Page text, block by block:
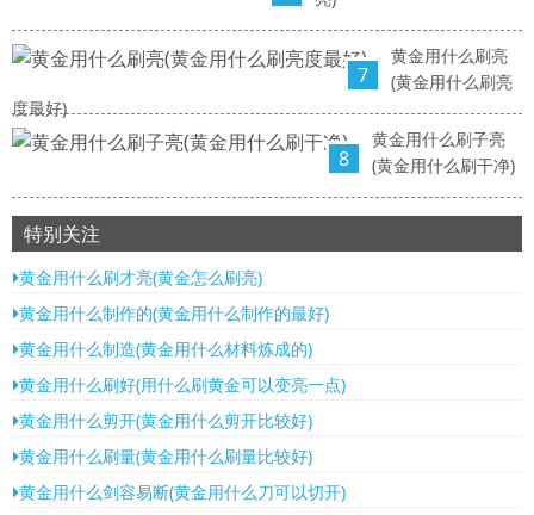
7
黄金用什么刷亮
(黄金用什么刷亮
度最好)
8
黄金用什么刷子亮
(黄金用什么刷干净)
特别关注
黄金用什么刷才亮(黄金怎么刷亮)
黄金用什么制作的(黄金用什么制作的最好)
黄金用什么制造(黄金用什么材料炼成的)
黄金用什么刷好(用什么刷黄金可以变亮一点)
黄金用什么剪开(黄金用什么剪开比较好)
黄金用什么刷量(黄金用什么刷量比较好)
黄金用什么剑容易断(黄金用什么刀可以切开)